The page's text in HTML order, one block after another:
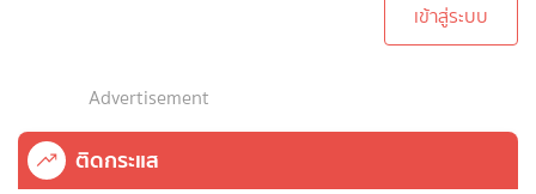
เข้าสู่ระบบ
Advertisement
ติดกระแส